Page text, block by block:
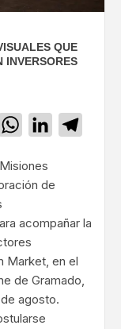
QUE
INVERSORES
TwitterWhatsApp
LinkedIn
de
acompañar la
Market, en el
de Gramado,
de agosto.